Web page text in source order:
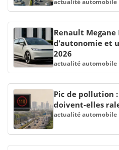
actualité automobile
Renault Megane
d’autonomie et
2026
actualité automobile
Pic de pollution
doivent-elles
actualité automobile